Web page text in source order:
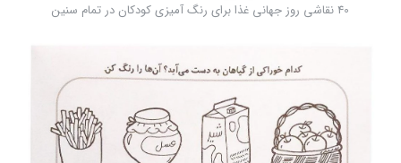
40 نقاشی روز جهانی غذا برای رنگ آمیزی کودکان در تمام سنین